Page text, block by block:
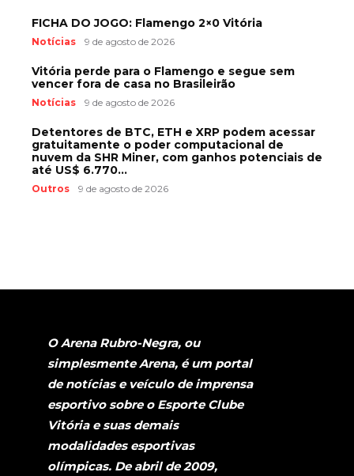
FICHA DO JOGO: Flamengo 2×0 Vitória
Notícias 9 de agosto de 2026
Vitória perde para o Flamengo e segue sem
vencer fora de casa no Brasileirão
Notícias 9 de agosto de 2026
Detentores de BTC, ETH e XRP podem acessar
gratuitamente o poder computacional de
nuvem da SHR Miner, com ganhos potenciais de
até US$ 6.770...
Outros 9 de agosto de 2026
O Arena Rubro-Negra, ou
simplesmente Arena, é um portal
de notícias e veículo de imprensa
esportivo sobre o Esporte Clube
Vitória e suas demais
modalidades esportivas
olímpicas. De abril de 2009,